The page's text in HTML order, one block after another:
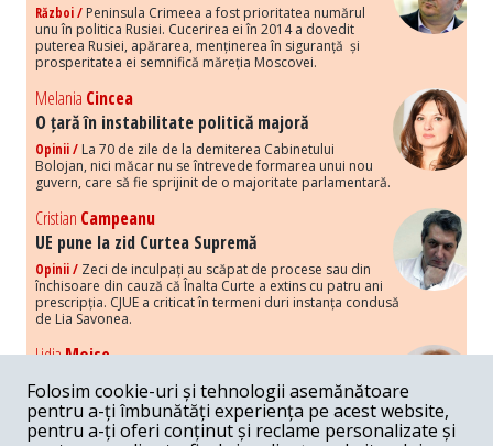
Război / Peninsula Crimeea a fost prioritatea numărul
unu în politica Rusiei. Cucerirea ei în 2014 a dovedit
puterea Rusiei, apărarea, menținerea în siguranță și
prosperitatea ei semnifică măreția Moscovei.
Melania Cincea
O țară în instabilitate politică majoră
Opinii / La 70 de zile de la demiterea Cabinetului
Bolojan, nici măcar nu se întrevede formarea unui nou
guvern, care să fie sprijinit de o majoritate parlamentară.
Cristian Campeanu
UE pune la zid Curtea Supremă
Opinii / Zeci de inculpați au scăpat de procese sau din
închisoare din cauză că Înalta Curte a extins cu patru ani
prescripția. CJUE a criticat în termeni duri instanța condusă
de Lia Savonea.
LidiaMoise
Costurile economice ale haosului politic
Opinii / Economia nu poate rezista cu retorica falsă a
susținerii intereselor poporului, care, de fapt, ascunde
obsesia menținerii privilegiilor și a averilor unor caste.
Folosim cookie-uri și tehnologii asemănătoare
pentru a-ți îmbunătăți experiența pe acest website,
pentru a-ți oferi conținut și reclame personalizate și